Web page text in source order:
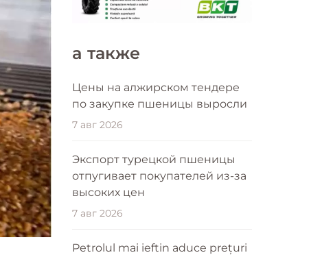
a также
Цены на алжирском тендере
по закупке пшеницы выросли
7 авг 2026
Экспорт турецкой пшеницы
отпугивает покупателей из-за
высоких цен
7 авг 2026
Petrolul mai ieftin aduce prețuri